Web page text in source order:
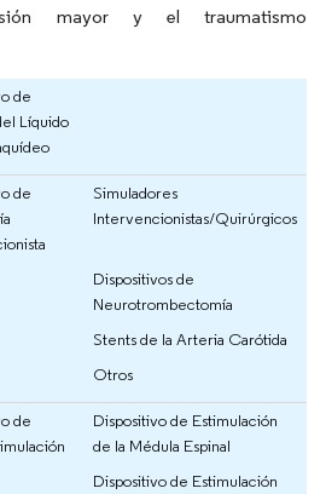
mayor y el traumatismo
de
Líquido
de
Simuladores
Intervencionistas/Quirúrgicos
Dispositivos de
Neurotrombectomía
Stents de la Arteria Carótida
Otros
de
Dispositivo de Estimulación
de la Médula Espinal
Dispositivo de Estimulación